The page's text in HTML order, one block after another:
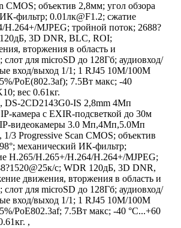
CMOS; объектив 2,8мм; угол обзора
фильтр; 0.01лк@F1.2; сжатие
H.264+/MJPEG; тройной поток; 2688?
3D DNR, BLC, ROI;
вторжения в область и
слот для microSD до 128Гб; аудиовход/
вход/выход 1/1; 1 RJ45 10M/100M
PoE(802.3af); 7.5Вт макс; -40
вес 0.61кг.
DS-2CD2143G0-IS 2,8mm 4Мп
камера с EXIR-подсветкой до 30м
видеокамеры 3.0 Мп,4Мп,5.0Мп
3 Progressive Scan CMOS; объектив
механический ИК-фильтр;
H.265/H.265+/H.264/H.264+/MJPEG;
с; WDR 120дБ, 3D DNR,
движения, вторжения в область и
слот для microSD до 128Гб; аудиовход/
вход/выход 1/1; 1 RJ45 10M/100M
PoE802.3af; 7.5Вт макс; -40 °C...+60
,